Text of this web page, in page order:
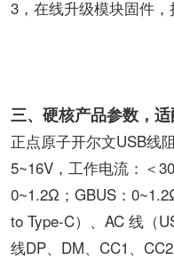
3，在线升级模块固件，
三、硬核产品参数，
正点原子开尔文USB线
5~16V，工作电流：＜
0~1.2Ω；GBUS：
to Type-C）、AC 线（
线DP、DM、CC1、